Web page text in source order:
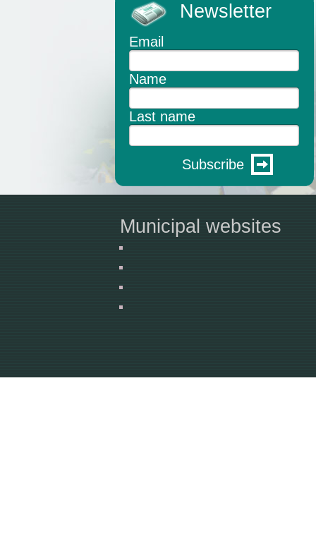
Newsletter
Email
Name
Last name
Subscribe
Municipal websites